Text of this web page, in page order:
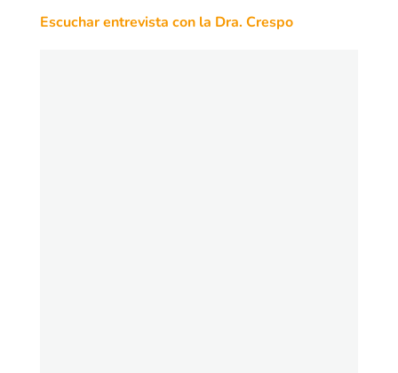
Escuchar entrevista con la Dra. Crespo